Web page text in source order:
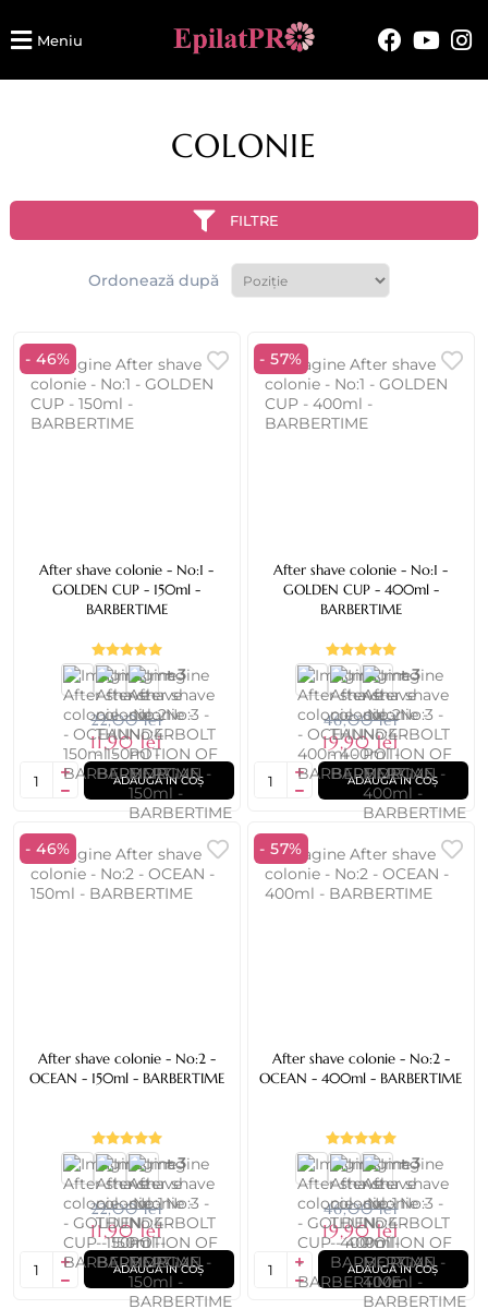
Meniu
COLONIE
FILTRE
Ordonează după
- 46%
After shave colonie - No:1 -
GOLDEN CUP - 150ml -
BARBERTIME
+ 3
22,00 lei
11,90 lei
ADAUGĂ ÎN COȘ
- 57%
After shave colonie - No:1 -
GOLDEN CUP - 400ml -
BARBERTIME
+ 3
46,00 lei
19,90 lei
ADAUGĂ ÎN COȘ
- 46%
After shave colonie - No:2 -
OCEAN - 150ml - BARBERTIME
+ 3
22,00 lei
11,90 lei
ADAUGĂ ÎN COȘ
- 57%
After shave colonie - No:2 -
OCEAN - 400ml - BARBERTIME
+ 3
46,00 lei
19,90 lei
ADAUGĂ ÎN COȘ